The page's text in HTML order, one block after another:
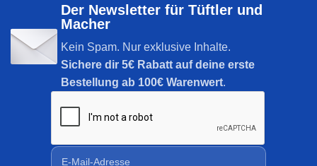
Der Newsletter für Tüftler und
Macher
Kein Spam. Nur exklusive Inhalte.
Sichere dir 5€ Rabatt auf deine erste
Bestellung ab 100€ Warenwert.